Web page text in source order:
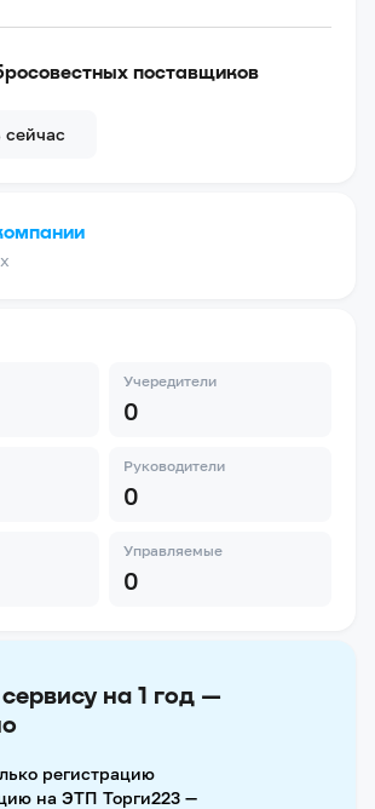
поставщиков
Учередители
0
Руководители
0
Управляемые
0
на 1 год —
регистрацию
на ЭТП Торги223 —